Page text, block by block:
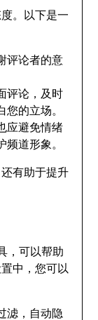
。以下是一
评论者的意
评论，及时
您的立场。
应避免情绪
频道形象。
有助于提升
，可以帮助
中，您可以
滤，自动隐